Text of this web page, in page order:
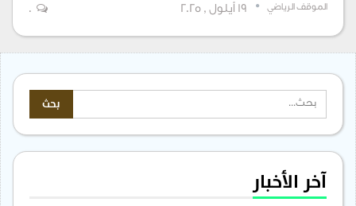
الموقف الرياضي 19 أيلول , 2025 0
آخر الأخبار